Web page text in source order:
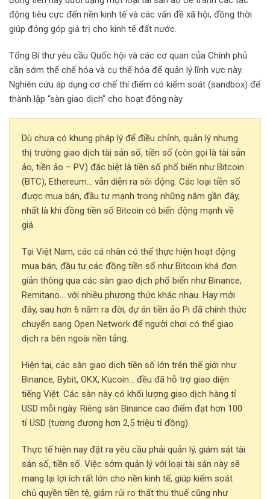
động tiêu cực đến nền kinh tế và các vấn đề xã hội, đồng thời
giúp đóng góp giá trị cho kinh tế đất nước.
Tổng Bí thư yêu cầu Quốc hội và các cơ quan của Chính phủ
cần sớm thể chế hóa và cụ thể hóa để quản lý lĩnh vực này.
Nghiên cứu áp dụng cơ chế thí điểm có kiểm soát (sandbox) để
thành lập “sàn giao dịch” cho hoạt động này
Dù chưa có khung pháp lý để điều chỉnh, quản lý nhưng
thị trường giao dịch tài sản số, tiền số (còn gọi là tài sản
ảo, tiền ảo – PV) đặc biệt là tiền số phổ biến như Bitcoin
(BTC), Ethereum… vẫn diễn ra sôi động. Các loại tiền số
được mua bán, đầu tư mạnh trong những năm gần đây,
nhất là khi đồng tiền số Bitcoin có biến động mạnh về
giá.
Tại Việt Nam, các cá nhân có thể thực hiện hoạt động
mua bán, đầu tư các đồng tiền số như Bitcoin khá đơn
giản thông qua các sàn giao dịch phổ biến như Binance,
Remitano… với nhiều phương thức khác nhau. Hay mới
đây, sau hơn 6 năm ra đời, dự án tiền ảo Pi đã chính thức
chuyển sang Open Network để người chơi có thể giao
dịch ra bên ngoài nền tảng.
Hiện tại, các sàn giao dịch tiền số lớn trên thế giới như
Binance, Bybit, OKX, Kucoin… đều đã hỗ trợ giao diện
tiếng Việt. Các sàn này có khối lượng giao dịch hàng tỉ
USD mỗi ngày. Riêng sàn Binance cao điểm đạt hơn 100
tỉ USD (tương đương hơn 2,5 triệu tỉ đồng).
Thực tế hiện nay đặt ra yêu cầu phải quản lý, giám sát tài
sản số, tiền số. Việc sớm quản lý với loại tài sản này sẽ
mang lại lợi ích rất lớn cho nền kinh tế, giúp kiểm soát
chủ quyền tiền tệ, giảm rủi ro thất thu thuế cũng như